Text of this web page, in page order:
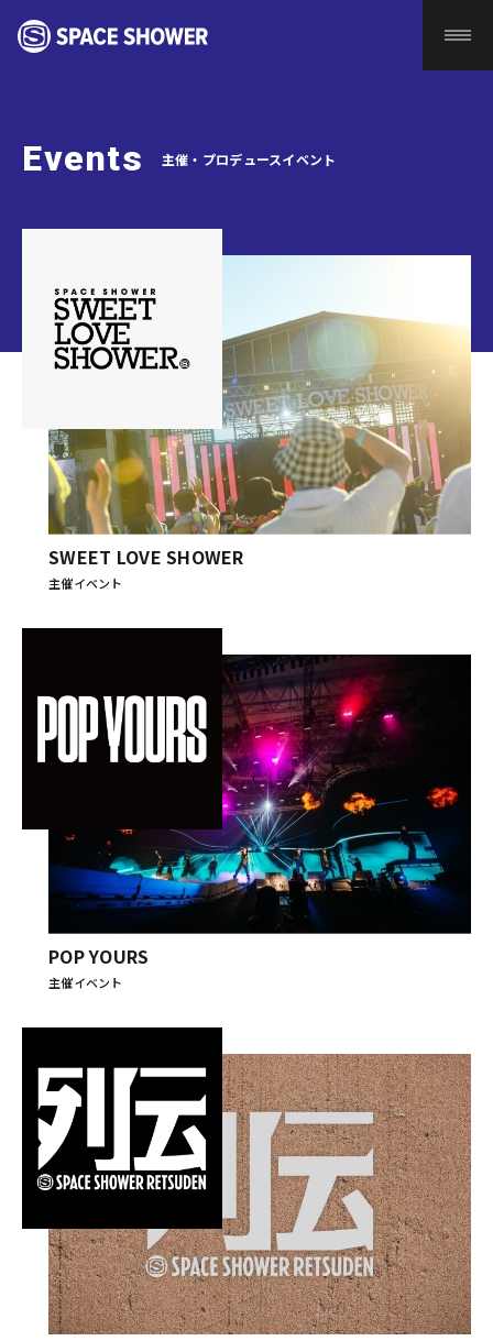
Events 主催・プロデュースイベント
SWEET LOVE SHOWER
主催イベント
POP YOURS
主催イベント